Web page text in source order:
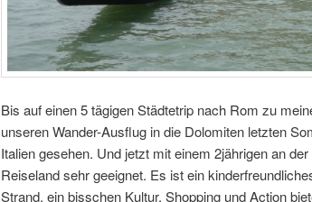
Bis auf einen 5 tägigen Städtetrip nach Rom zu
unseren Wander-Ausflug in die Dolomiten letzten
Italien gesehen. Und jetzt mit einem 2jährigen an
Reiseland sehr geeignet. Es ist ein
Strand, ein bisschen Kultur, Shopping und Action